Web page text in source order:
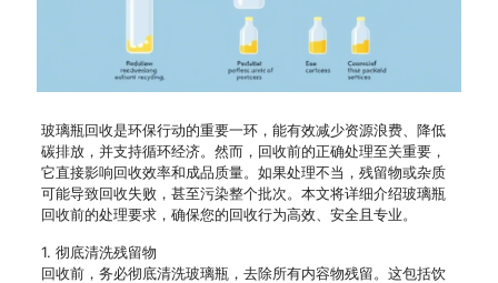
玻璃瓶回收是环保行动的重要一环，能有效减少资源浪费、降低
碳排放，并支持循环经济。然而，回收前的正确处理至关重要，
它直接影响回收效率和成品质量。如果处理不当，残留物或杂质
可能导致回收失败，甚至污染整个批次。本文将详细介绍玻璃瓶
回收前的处理要求，确保您的回收行为高效、安全且专业。
1. 彻底清洗残留物
回收前，务必彻底清洗玻璃瓶，去除所有内容物残留。这包括饮